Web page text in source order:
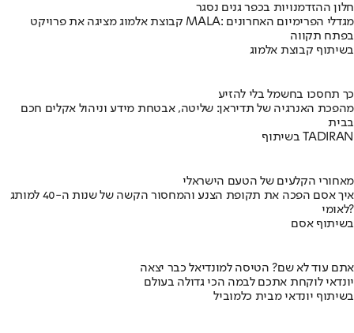
חלון ההזדמנויות בכפר גנים נסגר
קבוצת אלמוג מציגה את פרויקט MALA: מגדלי הפרימיום האחרונים
בפתח תקווה
בשיתוף קבוצת אלמוג
כך תחסכו בחשמל בלי להזיע
מהפכת האנרגיה של תדיראן: שליטה, אבטחת מידע וניהול אקלים חכם
בבית
בשיתוף TADIRAN
מאחורי הקלעים של הטעם הישראלי
איך אסם הפכה את תקופת הצנע והמחסור הקשה של שנות ה-40 למותג
לאומי?
בשיתוף אסם
אתם עוד לא שם? הטיסה למונדיאל כבר יצאה
יונדאי לוקחת אתכם לבמה הכי גדולה בעולם
בשיתוף יונדאי מבית כלמוביל